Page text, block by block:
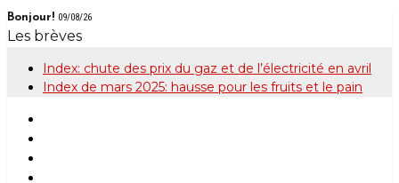
Skip
to
Bonjour! 09/08/26
Les brèves
Index: chute des prix du gaz et de l’électricité en avril
Index de mars 2025: hausse pour les fruits et le pain